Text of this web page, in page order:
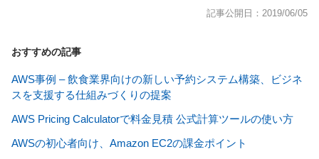
記事公開日：2019/06/05
おすすめの記事
AWS事例 – 飲食業界向けの新しい予約システム構築、ビジネ
スを支援する仕組みづくりの提案
AWS Pricing Calculatorで料金見積 公式計算ツールの使い方
AWSの初心者向け、Amazon EC2の課金ポイント